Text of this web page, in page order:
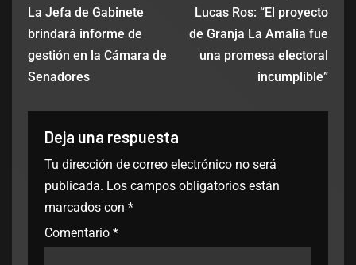
La Jefa de Gabinete
brindará informe de
gestión en la Cámara de
Senadores
Lucas Ros: “El proyecto
de Granja La Amalia fue
una promesa electoral
incumplible”
Deja una respuesta
Tu dirección de correo electrónico no será
publicada. Los campos obligatorios están
marcados con *
Comentario *